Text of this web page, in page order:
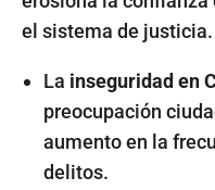
el sistema de justicia.
La inseguridad en
preocupación
aumento en la
delitos.